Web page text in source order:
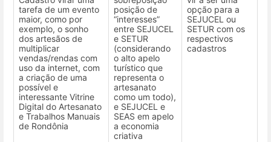
tarefa de um evento
maior, como por
exemplo, o sonho
dos artesãos de
multiplicar
vendas/rendas com
uso da internet, com
a criação de uma
possível e
interessante Vitrine
Digital do Artesanato
e Trabalhos Manuais
de Rondônia
posição de
“interesses”
entre SEJUCEL
e SETUR
(considerando
o alto apelo
turístico que
representa o
artesanato
como um todo),
e SEJUCEL e
SEAS em apelo
a economia
criativa
opção para a
SEJUCEL ou
SETUR com os
respectivos
cadastros